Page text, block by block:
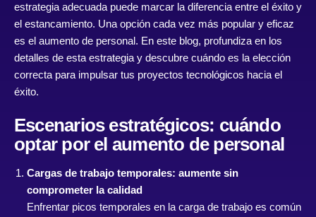
estrategia adecuada puede marcar la diferencia entre el éxito y
el estancamiento. Una opción cada vez más popular y eficaz
es el aumento de personal. En este blog, profundiza en los
detalles de esta estrategia y descubre cuándo es la elección
correcta para impulsar tus proyectos tecnológicos hacia el
éxito.
Escenarios estratégicos: cuándo
optar por el aumento de personal
Cargas de trabajo temporales: aumente sin
comprometer la calidad
Enfrentar picos temporales en la carga de trabajo es común